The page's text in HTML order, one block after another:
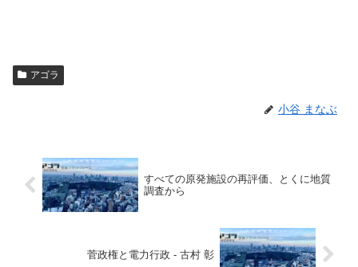
アゴラ
小谷 まなぶ
すべての原発施設の再評価、とくに地質
調査から
菅政権と電力行政 - 古村 彰